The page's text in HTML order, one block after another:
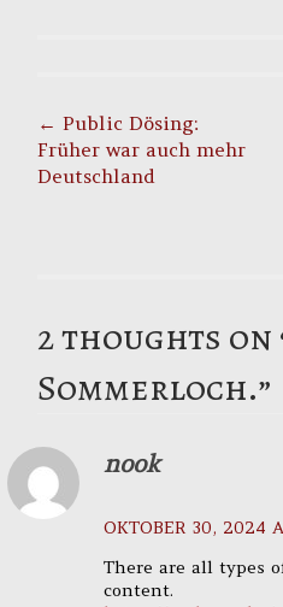
navigation
← Public Dösing:
Früher war auch mehr
Deutschland
2 thoughts on
Sommerloch.”
nook
OKTOBER 30, 2024
There are all types
content.